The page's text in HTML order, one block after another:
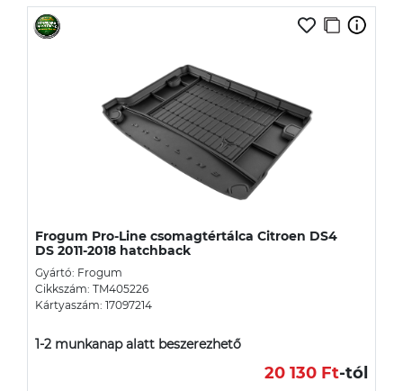
Frogum Pro-Line csomagtértálca Citroen DS4
DS 2011-2018 hatchback
Gyártó: Frogum
Cikkszám: TM405226
Kártyaszám: 17097214
1-2 munkanap alatt beszerezhető
20 130 Ft-tól